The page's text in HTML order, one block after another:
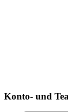
Konto- und